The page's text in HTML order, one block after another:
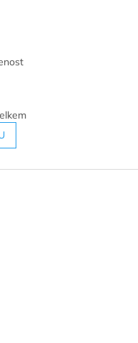
hvězdiček.